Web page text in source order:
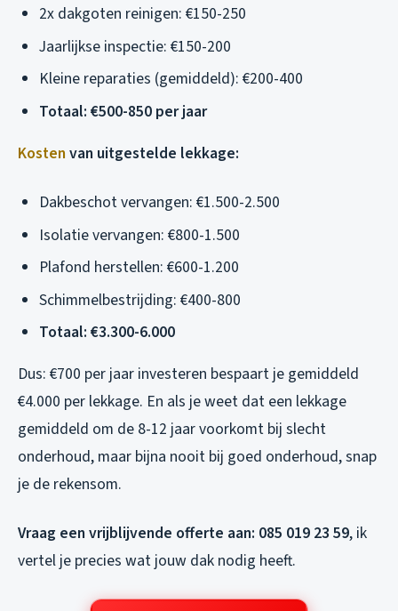
2x dakgoten reinigen: €150-250
Jaarlijkse inspectie: €150-200
Kleine reparaties (gemiddeld): €200-400
Totaal: €500-850 per jaar
Kosten van uitgestelde lekkage:
Dakbeschot vervangen: €1.500-2.500
Isolatie vervangen: €800-1.500
Plafond herstellen: €600-1.200
Schimmelbestrijding: €400-800
Totaal: €3.300-6.000
Dus: €700 per jaar investeren bespaart je gemiddeld
€4.000 per lekkage. En als je weet dat een lekkage
gemiddeld om de 8-12 jaar voorkomt bij slecht
onderhoud, maar bijna nooit bij goed onderhoud, snap
je de rekensom.
Vraag een vrijblijvende offerte aan: 085 019 23 59, ik
vertel je precies wat jouw dak nodig heeft.